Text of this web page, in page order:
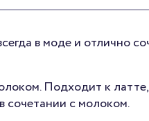
в моде и отлично
Подходит к
сочетании с молоком.